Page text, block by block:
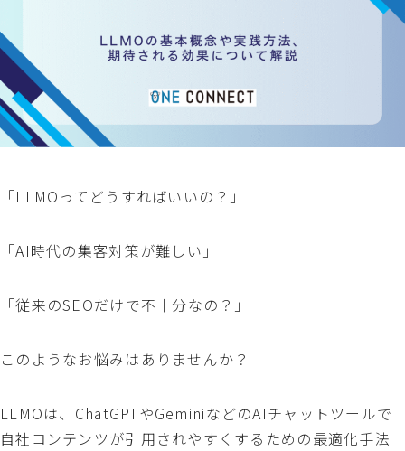
「LLMOってどうすればいいの？」
「AI時代の集客対策が難しい」
「従来のSEOだけで不十分なの？」
このようなお悩みはありませんか？
LLMOは、ChatGPTやGeminiなどのAIチャットツールで
自社コンテンツが引用されやすくするための最適化手法